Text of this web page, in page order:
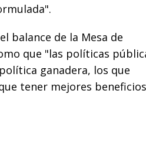
balance de la Mesa de
que "las políticas
ganadera, los que
tener mejores